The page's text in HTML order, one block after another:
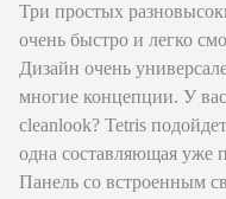
Три простых
очень быстро и легко
Дизайн очень
многие концепции. У
cleanlook? Tetris
одна составляющая уже
Панель со встроенным